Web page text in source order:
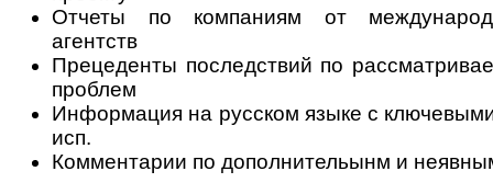
Отчеты по компаниям от
агентств
Прецеденты последствий по
проблем
Информация на русском языке с
исп.
Комментарии по дополнительынм и